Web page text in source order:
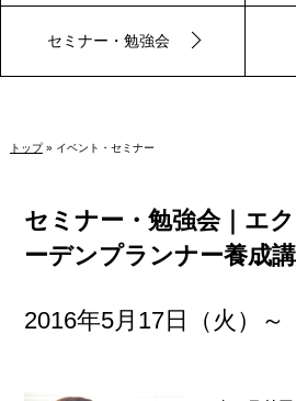
セミナー・勉強会
トップ» イベント・セミナー
セミナー・勉強会｜エ
ーデンプランナー養成
2016年5月17日（火）